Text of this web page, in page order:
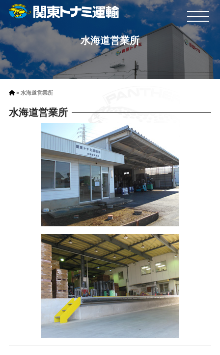
Contents
メッセージ
サービス案内
倉庫事業
会社概要
安全性優良事業所
プライバシーマーク
採用情報
各種約款等
Contact
関東トナミ運輸株式会社
東京都中央区日本橋横山町4-5 福田ビル5階
Tel.03-5695-1073
お問合せフォーム
Copyright(C)KANTO TONAMI Transportation Co.,Ltd. All Rights Reserved.
水海道営業所
水海道営業所
水海道営業所